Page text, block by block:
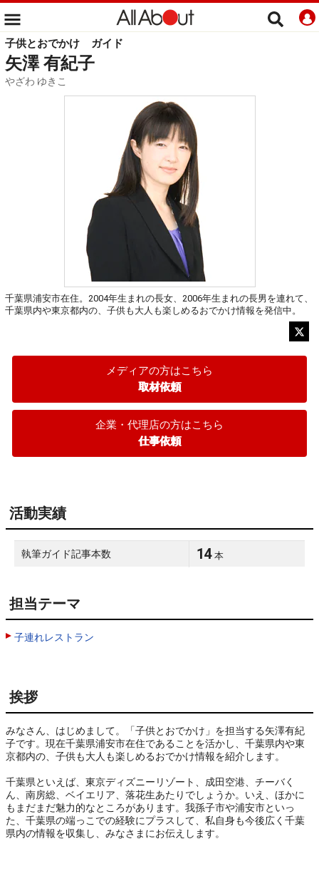
子供とおでかけ ガイド
矢澤 有紀子
やざわ ゆきこ
千葉県浦安市在住。2004年生まれの長女、2006年生まれの長男を連れて、
千葉県内や東京都内の、子供も大人も楽しめるおでかけ情報を発信中。
メディアの方はこちら
取材依頼
企業・代理店の方はこちら
仕事依頼
活動実績
執筆ガイド記事本数 14 本
担当テーマ
子連れレストラン
挨拶
みなさん、はじめまして。「子供とおでかけ」を担当する矢澤有紀
子です。現在千葉県浦安市在住であることを活かし、千葉県内や東
京都内の、子供も大人も楽しめるおでかけ情報を紹介します。
千葉県といえば、東京ディズニーリゾート、成田空港、チーバく
ん、南房総、ベイエリア、落花生あたりでしょうか。いえ、ほかに
もまだまだ魅力的なところがあります。我孫子市や浦安市といっ
た、千葉県の端っこでの経験にプラスして、私自身も今後広く千葉
県内の情報を収集し、みなさまにお伝えします。